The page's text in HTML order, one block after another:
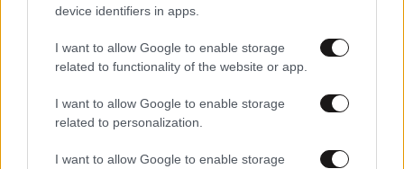
device identifiers in apps.
I want to allow Google to enable storage
related to functionality of the website or app.
I want to allow Google to enable storage
related to personalization.
I want to allow Google to enable storage